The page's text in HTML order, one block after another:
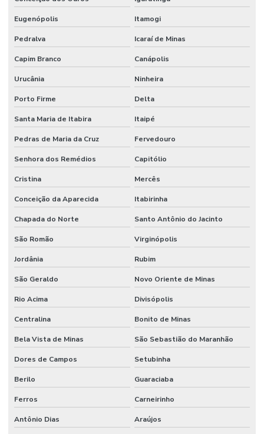
Eugenópolis Itamogi
Pedralva Icaraí de Minas
Capim Branco Canápolis
Urucânia Ninheira
Porto Firme Delta
Santa Maria de Itabira Itaipé
Pedras de Maria da Cruz Fervedouro
Senhora dos Remédios Capitólio
Cristina Mercês
Conceição da Aparecida Itabirinha
Chapada do Norte Santo Antônio do Jacinto
São Romão Virginópolis
Jordânia Rubim
São Geraldo Novo Oriente de Minas
Rio Acima Divisópolis
Centralina Bonito de Minas
Bela Vista de Minas São Sebastião do Maranhão
Dores de Campos Setubinha
Berilo Guaraciaba
Ferros Carneirinho
Antônio Dias Araújos